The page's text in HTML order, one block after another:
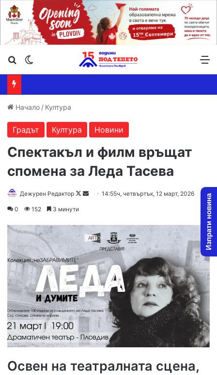
Търсене ...
Начало / Култура
Градът Култура Новини
Спектакъл и филм връщат
спомена за Леда Тасева
Дежурен Редактор
Follow
Send14:55ч, четвъртък, 12 март, 2026
0 152 3 минути
Освен на театралната сцена,
Изпрати новина